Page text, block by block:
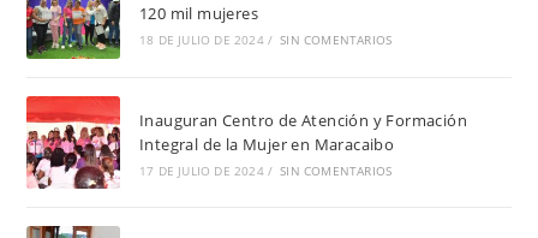
120 mil mujeres
18 DE JULIO DE 2024 / SIN COMENTARIOS
Inauguran Centro de Atención y Formación
Integral de la Mujer en Maracaibo
17 DE JULIO DE 2024 / SIN COMENTARIOS